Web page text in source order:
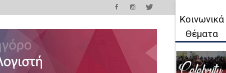
Κοινωνικά
Θέματα